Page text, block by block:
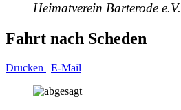
Heimatverein Barterode e.V.
Fahrt nach Scheden
Drucken | E-Mail